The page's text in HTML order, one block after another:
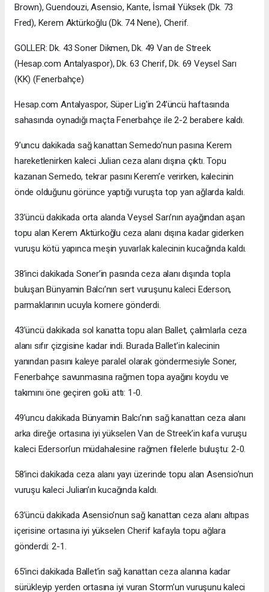
Brown), Guendouzi, Asensio, Kante, İsmail Yüksek (Dk. 73
Fred), Kerem Aktürkoğlu (Dk. 74 Nene), Cherif.
GOLLER: Dk. 43 Soner Dikmen, Dk. 49 Van de Streek
(Hesap.com Antalyaspor), Dk. 63 Cherif, Dk. 69 Veysel Sarı
(KK) (Fenerbahçe)
Hesap.com Antalyaspor, Süper Lig'in 24’üncü haftasında
sahasında oynadığı maçta Fenerbahçe ile 2-2 berabere kaldı.
9’uncu dakikada sağ kanattan Semedo’nun pasına Kerem
hareketlenirken kaleci Julian ceza alanı dışına çıktı. Topu
kazanan Semedo, tekrar pasını Kerem’e verirken, kalecinin
önde olduğunu görünce yaptığı vuruşta top yan ağlarda kaldı.
33’üncü dakikada orta alanda Veysel Sarı’nın ayağından aşan
topu alan Kerem Aktürkoğlu ceza alanı dışına kadar giderken
vuruşu kötü yapınca meşin yuvarlak kalecinin kucağında kaldı.
38’inci dakikada Soner’in pasında ceza alanı dışında topla
buluşan Bünyamin Balcı’nın sert vuruşunu kaleci Ederson,
parmaklarının ucuyla kornere gönderdi.
43’üncü dakikada sol kanatta topu alan Ballet, çalımlarla ceza
alanı sıfır çizgisine kadar indi. Burada Ballet’in kalecinin
yanından pasını kaleye paralel olarak göndermesiyle Soner,
Fenerbahçe savunmasına rağmen topa ayağını koydu ve
takımını öne geçiren golü attı: 1-0.
49’uncu dakikada Bünyamin Balcı’nın sağ kanattan ceza alanı
arka direğe ortasına iyi yükselen Van de Streek’in kafa vuruşu
kaleci Ederson’un müdahalesine rağmen filelerle buluştu: 2-0.
58’inci dakikada ceza alanı yayı üzerinde topu alan Asensio’nun
vuruşu kaleci Julian’ın kucağında kaldı.
63’üncü dakikada Asensio’nun sağ kanattan ceza alanı altıpas
içerisine ortasına iyi yükselen Cherif kafayla topu ağlara
gönderdi: 2-1.
65’inci dakikada Ballet’in sağ kanattan ceza alanına kadar
sürükleyip yerden ortasına iyi vuran Storm’un vuruşunu kaleci